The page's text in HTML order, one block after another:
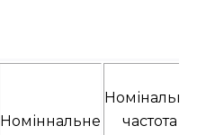
Номіннальне
Номінальна
частота